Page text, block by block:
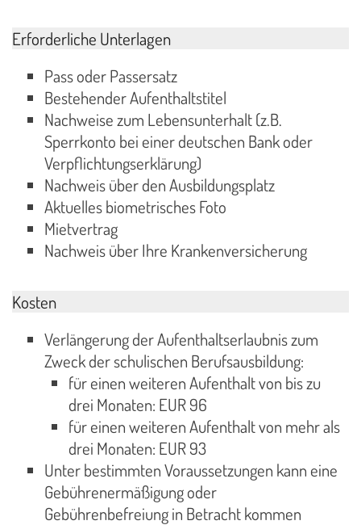
Erforderliche Unterlagen
Pass oder Passersatz
Bestehender Aufenthaltstitel
Nachweise zum Lebensunterhalt (z.B.
Sperrkonto bei einer deutschen Bank oder
Verpflichtungserklärung)
Nachweis über den Ausbildungsplatz
Aktuelles biometrisches Foto
Mietvertrag
Nachweis über Ihre Krankenversicherung
Kosten
Verlängerung der Aufenthaltserlaubnis zum
Zweck der schulischen Berufsausbildung:
für einen weiteren Aufenthalt von bis zu
drei Monaten: EUR 96
für einen weiteren Aufenthalt von mehr als
drei Monaten: EUR 93
Unter bestimmten Voraussetzungen kann eine
Gebührenermäßigung oder
Gebührenbefreiung in Betracht kommen